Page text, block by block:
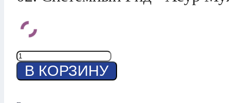
Количество
товара
Системный
-
В КОРЗИНУ